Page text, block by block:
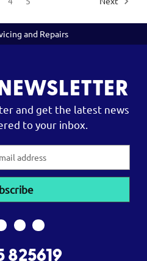
and Repairs
and get the latest news
to your inbox.
825619